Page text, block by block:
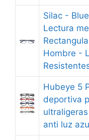
Silac -
Lectura
Hombre -
Hubeye 5
deportiva
anti luz